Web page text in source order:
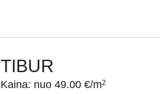
TIBUR
Kaina: nuo 49.00 €/m2